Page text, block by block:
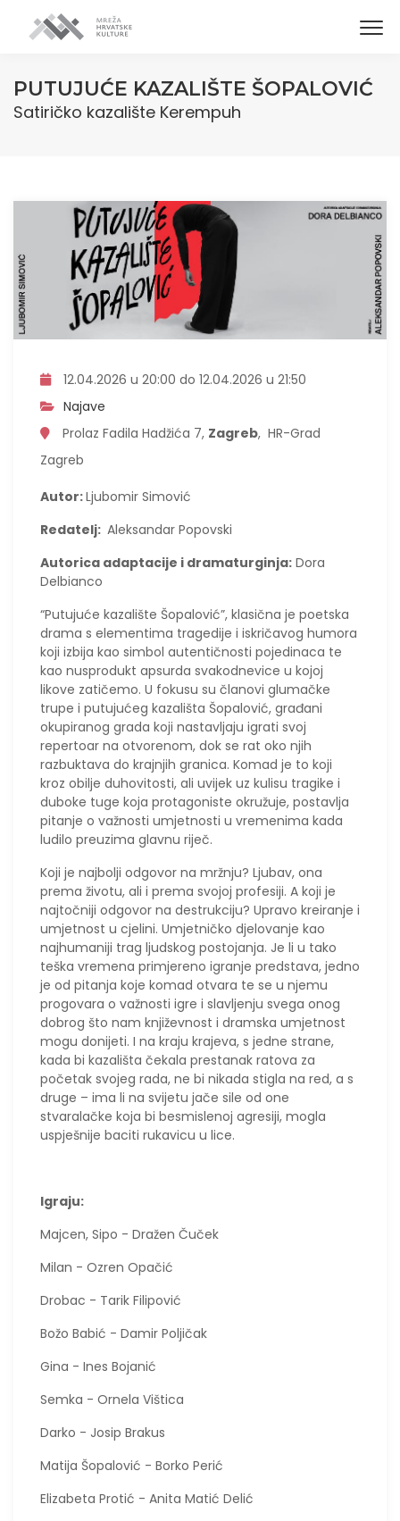
PUTUJUĆE KAZALIŠTE ŠOPALOVIĆ
Satiričko kazalište Kerempuh
12.04.2026 u 20:00 do 12.04.2026 u 21:50
Najave
Prolaz Fadila Hadžića 7, Zagreb, HR-Grad
Zagreb
Autor:Ljubomir Simović
Redatelj: Aleksandar Popovski
Autorica adaptacije i dramaturginja: Dora
Delbianco
“Putujuće kazalište Šopalović”, klasična je poetska
drama s elementima tragedije i iskričavog humora
koji izbija kao simbol autentičnosti pojedinaca te
kao nusprodukt apsurda svakodnevice u kojoj
likove zatičemo. U fokusu su članovi glumačke
trupe i putujućeg kazališta Šopalović, građani
okupiranog grada koji nastavljaju igrati svoj
repertoar na otvorenom, dok se rat oko njih
razbuktava do krajnjih granica. Komad je to koji
kroz obilje duhovitosti, ali uvijek uz kulisu tragike i
duboke tuge koja protagoniste okružuje, postavlja
pitanje o važnosti umjetnosti u vremenima kada
ludilo preuzima glavnu riječ.
Koji je najbolji odgovor na mržnju? Ljubav, ona
prema životu, ali i prema svojoj profesiji. A koji je
najtočniji odgovor na destrukciju? Upravo kreiranje i
umjetnost u cjelini. Umjetničko djelovanje kao
najhumaniji trag ljudskog postojanja. Je li u tako
teška vremena primjereno igranje predstava, jedno
je od pitanja koje komad otvara te se u njemu
progovara o važnosti igre i slavljenju svega onog
dobrog što nam književnost i dramska umjetnost
mogu donijeti. I na kraju krajeva, s jedne strane,
kada bi kazališta čekala prestanak ratova za
početak svojeg rada, ne bi nikada stigla na red, a s
druge – ima li na svijetu jače sile od one
stvaralačke koja bi besmislenoj agresiji, mogla
uspješnije baciti rukavicu u lice.
Igraju:
Majcen, Sipo - Dražen Čuček
Milan - Ozren Opačić
Drobac - Tarik Filipović
Božo Babić - Damir Poljičak
Gina - Ines Bojanić
Semka - Ornela Vištica
Darko - Josip Brakus
Matija Šopalović - Borko Perić
Elizabeta Protić - Anita Matić Delić